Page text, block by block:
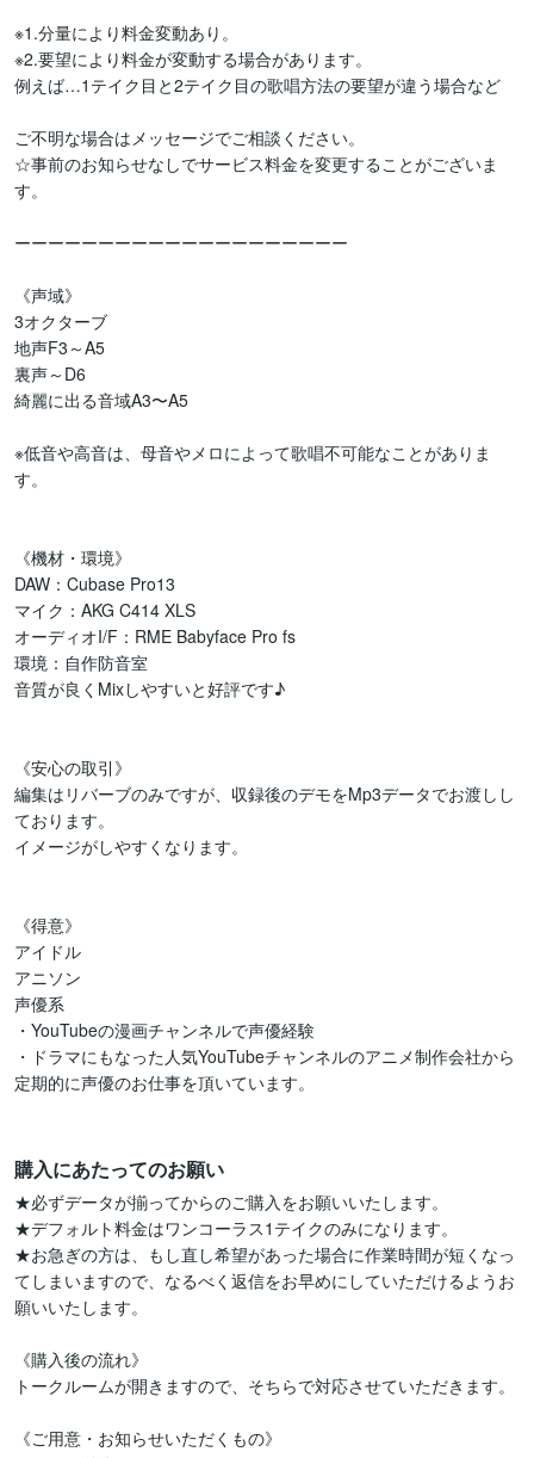
※1.分量により料金変動あり。
※2.要望により料金が変動する場合があります。
例えば…1テイク目と2テイク目の歌唱方法の要望が違う場合など
ご不明な場合はメッセージでご相談ください。
☆事前のお知らせなしでサービス料金を変更することがございま
す。
ーーーーーーーーーーーーーーーーーーーー
《声域》
3オクターブ
地声F3～A5
裏声～D6
綺麗に出る音域A3〜A5
※低音や高音は、母音やメロによって歌唱不可能なことがありま
す。
《機材・環境》
DAW：Cubase Pro13
マイク：AKG C414 XLS
オーディオI/F：RME Babyface Pro fs
環境：自作防音室
音質が良くMixしやすいと好評です♪
《安心の取引》
編集はリバーブのみですが、収録後のデモをMp3データでお渡しし
ております。
イメージがしやすくなります。
《得意》
アイドル
アニソン
声優系
・YouTubeの漫画チャンネルで声優経験
・ドラマにもなった人気YouTubeチャンネルのアニメ制作会社から
定期的に声優のお仕事を頂いています。
購入にあたってのお願い
★必ずデータが揃ってからのご購入をお願いいたします。
★デフォルト料金はワンコーラス1テイクのみになります。
★お急ぎの方は、もし直し希望があった場合に作業時間が短くなっ
てしまいますので、なるべく返信をお早めにしていただけるようお
願いいたします。
《購入後の流れ》
トークルームが開きますので、そちらで対応させていただきます。
《ご用意・お知らせいただくもの》